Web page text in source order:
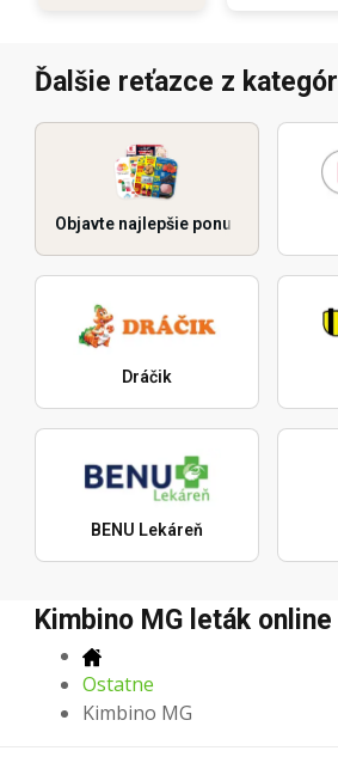
Ďalšie reťazce z
Objavte najlepšie ponuky
Dráčik
BENU Lekáreň
Kimbino MG leták online
Ostatne
Kimbino MG